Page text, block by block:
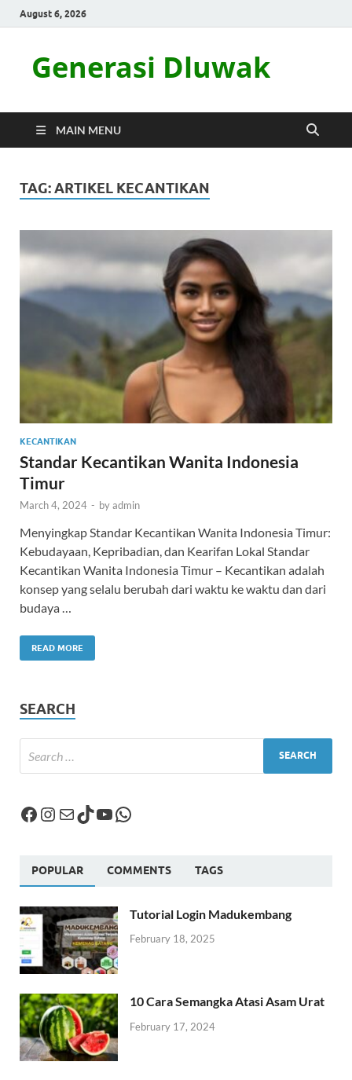
August 6, 2026
Generasi Dluwak
MAIN MENU
TAG:ARTIKEL KECANTIKAN
KECANTIKAN
Standar Kecantikan Wanita Indonesia
Timur
March 4, 2024 - byadmin
Menyingkap Standar Kecantikan Wanita Indonesia Timur:
Kebudayaan, Kepribadian, dan Kearifan Lokal Standar
Kecantikan Wanita Indonesia Timur – Kecantikan adalah
konsep yang selalu berubah dari waktu ke waktu dan dari
budaya …
READ MORE
SEARCH
POPULAR COMMENTS TAGS
Tutorial Login Madukembang
February 18, 2025
10 Cara Semangka Atasi Asam Urat
February 17, 2024